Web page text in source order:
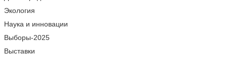
Экология
Наука и инновации
Выборы-2025
Выставки